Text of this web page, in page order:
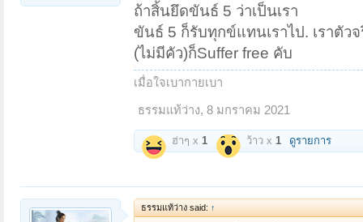
ถ้าสิ้นยึดขันธ์ 5 ว่าเป็นเรา
ขันธ์ 5 ก็รับทุกข์แทนเราไป. เราตัวจ
(ไม่มีคัว)ก็Suffer free คับ
เมื่อใจเบากายเบา
ธรรมแท้ว่าง, 8 มกราคม 2021
ฮ่าๆ x 1 ว้าว x 1 ดูรายการ
ธรรมแท้ว่าง said: ↑